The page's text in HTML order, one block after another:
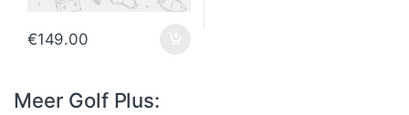
€149.00
Meer Golf Plus: